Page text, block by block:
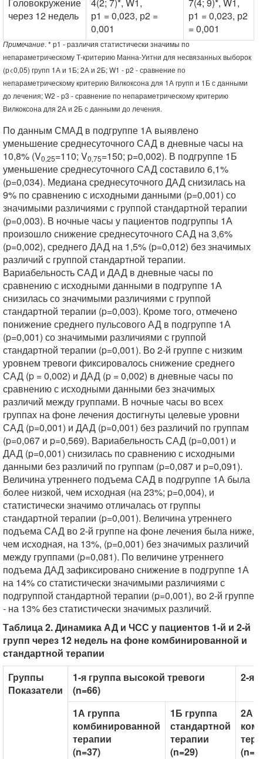
через 12 недель
р1 = 0,023, р2 =
0,001
р1 = 0,023, р2
= 0,001
Примечание. * р1 - различия статистически значимы по
непараметрическому Т-критерию Манна-Уитни для несвязанных выборок
(р<0,05) групп 1А и 1Б; 2А и 2Б; W1 - р2 - сравнение по
непараметрическому критерию Вилкоксона для 1А групп и 1Б с данными
до лечения; W2 - p3 - сравнение по непараметрическому критерию
Вилкоксона для 2А и 2Б с данными до лечения.
По данным СМАД в подгруппе 1А выявлено
уменьшение среднесуточного САД в дневные часы на
10,8% (V0,25=110; V0,75=150; p=0,002). В подгруппе 1Б
уменьшение среднесуточного САД составило 6,1%
(p=0,034). Медиана среднесуточного ДАД снизилась на
9% по сравнению с исходными данными (p=0,001) со
значимыми различиями с группой стандартной терапии
(p=0,003). В ночные часы у пациентов подгруппы 1А
произошло снижение среднесуточного САД на 3,6%
(p=0,002), среднего ДАД на 1,5% (p=0,012) без значимых
различий с группой стандартной терапии.
Вариабельность САД и ДАД в дневные часы по
сравнению с исходными данными в подгруппе 1А
снизилась со значимыми различиями с группой
стандартной терапии (p=0,003). Кроме того, отмечено
понижение среднего пульсового АД в подгруппе 1А
(p=0,001) со значимыми различиями с группой
стандартной терапии (p=0,001). Во 2-й группе с низким
уровнем тревоги фиксировалось снижение среднего
САД (p = 0,002) и ДАД (p = 0,002) в дневные часы по
сравнению с исходными данными без значимых
различий между группами. В ночные часы во всех
группах на фоне лечения достигнуты целевые уровни
САД (p=0,001) и ДАД (p=0,001) без различий по группам
(p=0,067 и p=0,569). Вариабельность САД (p=0,001) и
ДАД (p=0,001) снизилась по сравнению с исходными
данными без различий по группам (p=0,087 и p=0,091).
Величина утреннего подъема САД в подгруппе 1А была
более низкой, чем исходная (на 23%; p=0,004), и
статистически значимо отличалась от группы
стандартной терапии (p=0,001). Величина утреннего
подъема САД во 2-й группе на фоне лечения была ниже,
чем исходная, на 13%, (p=0,001) без значимых различий
между группами (p=0,081). По величине утреннего
подъема ДАД зафиксировано снижение в подгруппе 1А
на 14% со статистически значимыми различиями с
подгруппой стандартной терапии (p=0,001), во 2-й группе
- на 13% без статистически значимых различий.
Таблица 2. Динамика АД и ЧСС у пациентов 1-й и 2-й
групп через 12 недель на фоне комбинированной и
стандартной терапии
Группы
Показатели
1-я группа высокой тревоги
(n=66)
2-я
1А группа
комбинированной
терапии
(n=37)
1Б группа
стандартной
терапии
(n=29)
2А